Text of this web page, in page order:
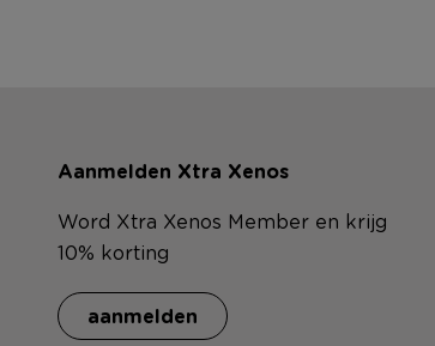
Aanmelden Xtra Xenos
Word Xtra Xenos Member en krijg
10% korting
aanmelden